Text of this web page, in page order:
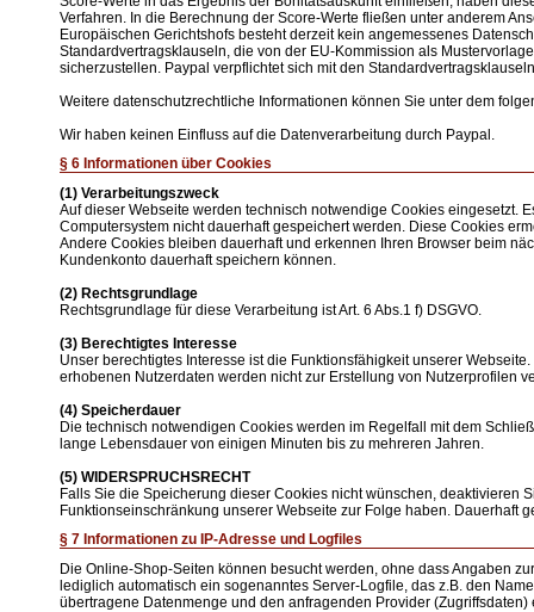
Verfahren. In die Berechnung der Score-Werte fließen unter anderem
Europäischen Gerichtshofs besteht derzeit kein angemessenes
Standardvertragsklauseln, die von der EU-Kommission als
sicherzustellen. Paypal verpflichtet sich mit den
Weitere datenschutzrechtliche Informationen können Sie unter dem
Wir haben keinen Einfluss auf die Datenverarbeitung durch Paypal.
§ 6 Informationen über Cookies
(1) Verarbeitungszweck
Auf dieser Webseite werden technisch notwendige Cookies eingesetzt.
Computersystem nicht dauerhaft gespeichert werden. Diese Cookies
Andere Cookies bleiben dauerhaft und erkennen Ihren Browser beim
Kundenkonto dauerhaft speichern können.
(2) Rechtsgrundlage
Rechtsgrundlage für diese Verarbeitung ist Art. 6 Abs.1 f) DSGVO.
(3) Berechtigtes Interesse
Unser berechtigtes Interesse ist die Funktionsfähigkeit unserer
erhobenen Nutzerdaten werden nicht zur Erstellung von Nutzerprofilen
(4) Speicherdauer
Die technisch notwendigen Cookies werden im Regelfall mit dem
lange Lebensdauer von einigen Minuten bis zu mehreren Jahren.
(5) WIDERSPRUCHSRECHT
Falls Sie die Speicherung dieser Cookies nicht wünschen, deaktivieren
Funktionseinschränkung unserer Webseite zur Folge haben. Dauerhaft
§ 7 Informationen zu IP-Adresse und Logfiles
Die Online-Shop-Seiten können besucht werden, ohne dass Angaben
lediglich automatisch ein sogenanntes Server-Logfile, das z.B. den
übertragene Datenmenge und den anfragenden Provider